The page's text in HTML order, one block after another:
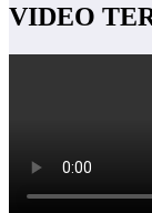
VIDEO